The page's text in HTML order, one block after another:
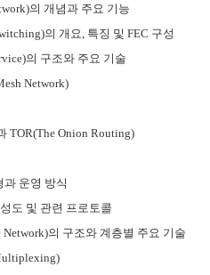
의 개념과 주요 기능
의 개요, 특징 및 FEC 구성
의 구조와 주요 기술
Network)
TOR(The Onion Routing)
과 운영 방식
도 및 관련 프로토콜
Network)의 구조와 계층별 주요 기술